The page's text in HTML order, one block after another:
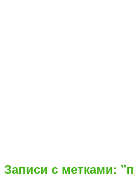
Записи с метками: